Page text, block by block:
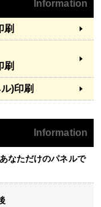
Information
刷
刷
)印刷
Information
なただけのパネルで